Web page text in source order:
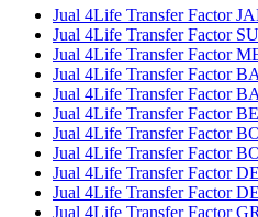
Jual 4Life Transfer Factor
Jual 4Life Transfer Factor
Jual 4Life Transfer Factor
Jual 4Life Transfer Factor
Jual 4Life Transfer Factor
Jual 4Life Transfer Factor
Jual 4Life Transfer Factor
Jual 4Life Transfer Factor
Jual 4Life Transfer Factor
Jual 4Life Transfer Factor
Jual 4Life Transfer Factor